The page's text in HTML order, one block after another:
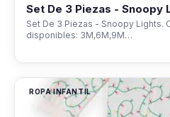
Set De 3 Piezas - Snoopy
Set De 3 Piezas - Snoopy Lights.
disponibles: 3M,6M,9M…
ROPA INFANTIL